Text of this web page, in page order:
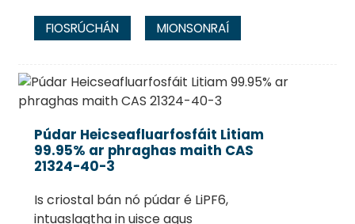
FIOSRÚCHÁN MIONSONRAÍ
Púdar Heicseafluarfosfáit Litiam
99.95% ar phraghas maith CAS
21324-40-3
Is criostal bán nó púdar é LiPF6,
intuaslagtha in uisce agus